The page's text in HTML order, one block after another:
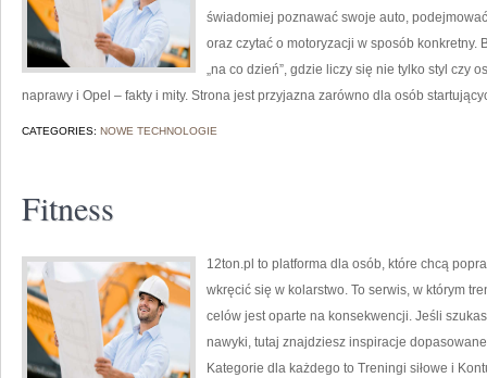
świadomiej poznawać swoje auto,
oraz czytać o motoryzacji w sposób konkretny.
„na co dzień”, gdzie liczy się nie tylko styl czy
naprawy i Opel – fakty i mity. Strona jest przyjazna zarówno dla osób
CATEGORIES: NOWE TECHNOLOGIE
Fitness
12ton.pl to platforma dla osób, które chcą
wkręcić się w kolarstwo. To serwis, w którym
celów jest oparte na konsekwencji. Jeśli
nawyki, tutaj znajdziesz inspiracje
Kategorie dla każdego to Treningi siłowe i